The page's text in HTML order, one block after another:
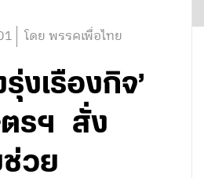
โดย พรรคเพื่อไทย
รุ่งเรืองกิจ’
ตรฯ สั่ง
วย